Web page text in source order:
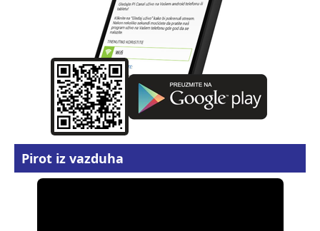
Pirot iz vazduha